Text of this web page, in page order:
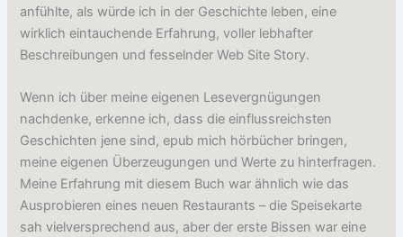
anfühlte, als würde ich in der Geschichte leben, eine
wirklich eintauchende Erfahrung, voller lebhafter
Beschreibungen und fesselnder Web Site Story.
Wenn ich über meine eigenen Lesevergnügungen
nachdenke, erkenne ich, dass die einflussreichsten
Geschichten jene sind, epub mich hörbücher bringen,
meine eigenen Überzeugungen und Werte zu hinterfragen.
Meine Erfahrung mit diesem Buch war ähnlich wie das
Ausprobieren eines neuen Restaurants – die Speisekarte
sah vielversprechend aus, aber der erste Bissen war eine